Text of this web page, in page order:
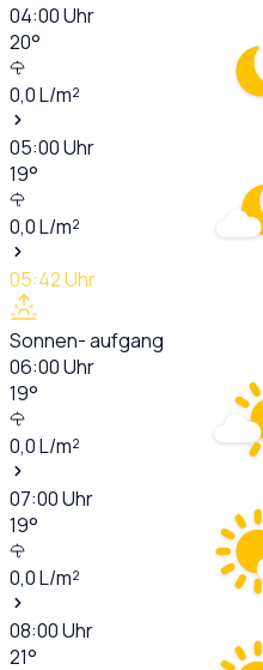
04:00Uhr
20°
0,0L/m²
05:00Uhr
19°
0,0L/m²
05:42Uhr
Sonnen- aufgang
06:00Uhr
19°
0,0L/m²
07:00Uhr
19°
0,0L/m²
08:00Uhr
21°